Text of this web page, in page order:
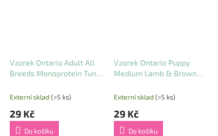
Vzorek Ontario Adult All
Breeds Monoprotein Tuna
Externí sklad (>5 ks)
29 Kč
Do košíku
Vzorek Ontario Puppy
Medium Lamb & Brown
Externí sklad (>5 ks)
29 Kč
Do košíku